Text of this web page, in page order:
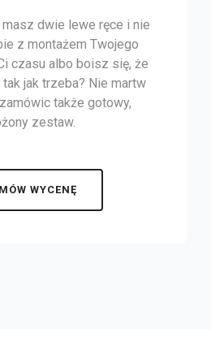
dwie lewe ręce i nie
z montażem Twojego
czasu albo boisz się, że
jak trzeba? Nie martw
także gotowy,
zestaw.
WYCENĘ